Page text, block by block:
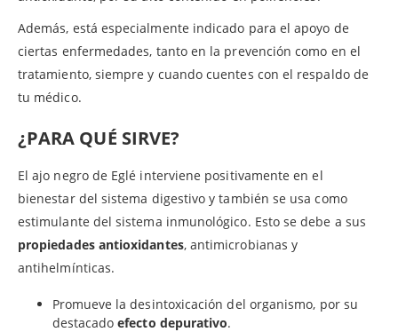
Además, está especialmente indicado para el apoyo de
ciertas enfermedades, tanto en la prevención como en el
tratamiento, siempre y cuando cuentes con el respaldo de
tu médico.
¿PARA QUÉ SIRVE?
El ajo negro de Eglé interviene positivamente en el
bienestar del sistema digestivo y también se usa como
estimulante del sistema inmunológico. Esto se debe a sus
propiedades antioxidantes, antimicrobianas y
antihelmínticas.
Promueve la desintoxicación del organismo, por su
destacadoefecto depurativo.